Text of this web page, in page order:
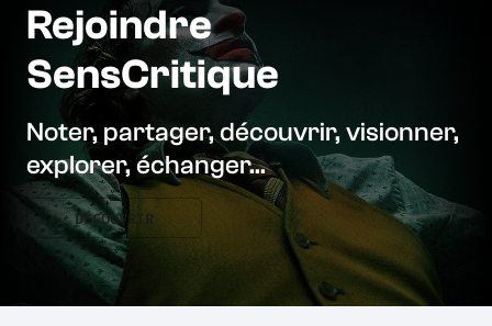
Rejoindre
SensCritique
Noter, partager, découvrir, visionner,
explorer, échanger...
DÉCOUVRIR